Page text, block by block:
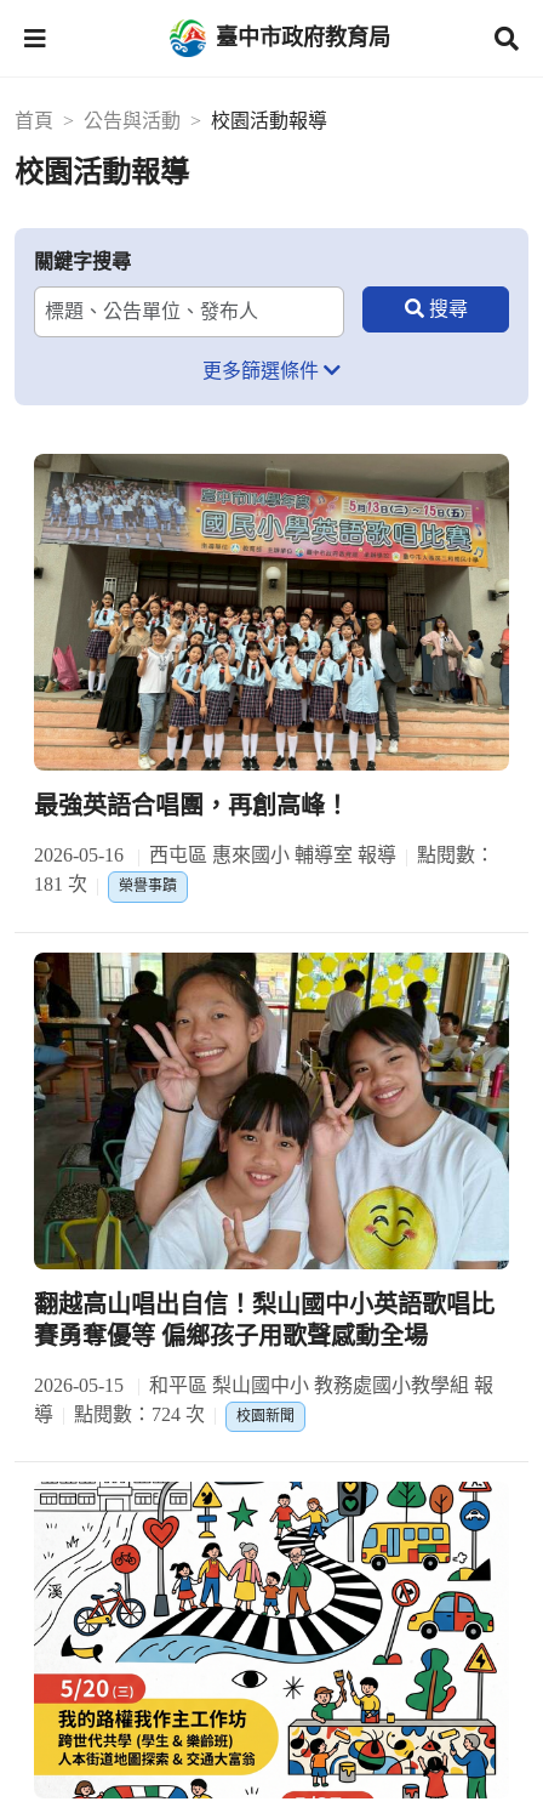
臺中市政府教育局
首頁 公告與活動 校園活動報導
校園活動報導
關鍵字搜尋
更多篩選條件
最強英語合唱團，再創高峰！
2026-05-16 西屯區 惠來國小 輔導室 報導
點閱數：
181 次
榮譽事蹟
翻越高山唱出自信！梨山國中小英語歌唱比
賽勇奪優等 偏鄉孩子用歌聲感動全場
2026-05-15
和平區 梨山國中小 教務處國小教學組 報
導
點閱數：724 次 校園新聞